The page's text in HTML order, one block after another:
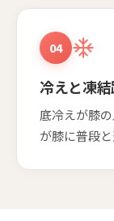
04
冷えと凍
底冷えが膝
が膝に普段